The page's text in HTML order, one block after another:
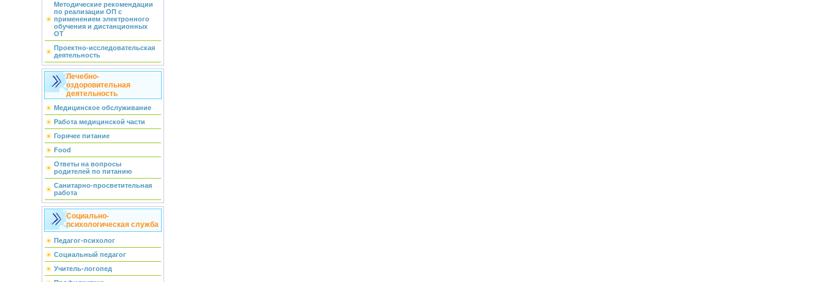
Методические рекомендации
по реализации ОП с
применением электронного
обучения и дистанционных
ОТ
Проектно-исследовательская
деятельность
Лечебно-
оздоровительная
деятельность
Медицинское обслуживание
Работа медицинской части
Горячее питание
Food
Ответы на вопросы
родителей по питанию
Санитарно-просветительная
работа
Социально-
психологическая служба
Педагог-психолог
Социальный педагог
Учитель-логопед